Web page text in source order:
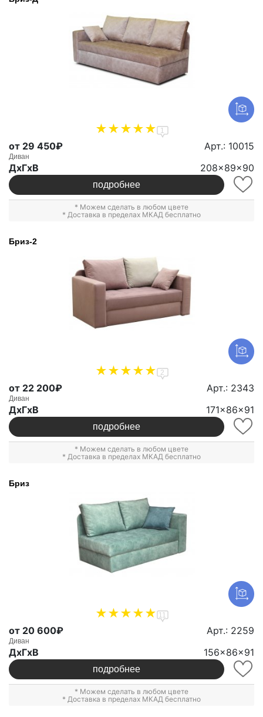
1
от 29 450₽ Арт.: 10015
Диван
ДxГxВ 208x89x90
подробнее
* Можем сделать в любом цвете
* Доставка в пределах МКАД бесплатно
Бриз-2
2
от 22 200₽ Арт.: 2343
Диван
ДxГxВ 171x86x91
подробнее
* Можем сделать в любом цвете
* Доставка в пределах МКАД бесплатно
Бриз
11
от 20 600₽ Арт.: 2259
Диван
ДxГxВ 156x86x91
подробнее
* Можем сделать в любом цвете
* Доставка в пределах МКАД бесплатно